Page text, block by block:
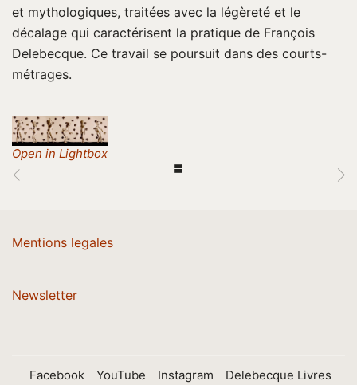
et mythologiques, traitées avec la légèreté et le
décalage qui caractérisent la pratique de François
Delebecque. Ce travail se poursuit dans des courts-
métrages.
Open in Lightbox
Mentions legales
Newsletter
Facebook YouTube Instagram Delebecque Livres